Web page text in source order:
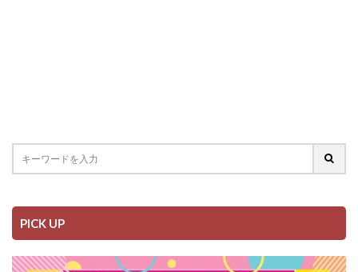
PICK UP